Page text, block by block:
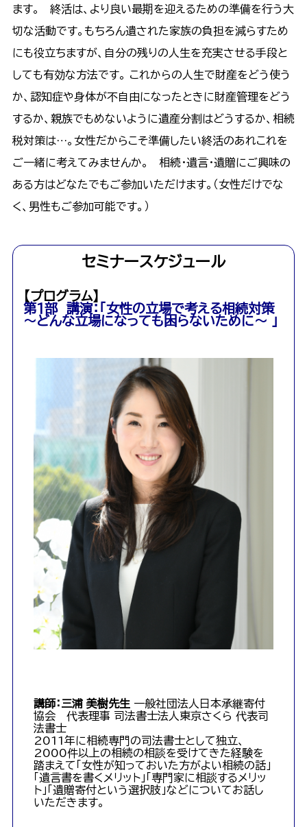
ます。 終活は、より良い最期を迎えるための準備を行う大
切な活動です。もちろん遺された家族の負担を減らすため
にも役立ちますが、自分の残りの人生を充実させる手段と
しても有効な方法です。 これからの人生で財産をどう使う
か、認知症や身体が不自由になったときに財産管理をどう
するか、親族でもめないように遺産分割はどうするか、相続
税対策は…。女性だからこそ準備したい終活のあれこれを
ご一緒に考えてみませんか。 相続・遺言・遺贈にご興味の
ある方はどなたでもご参加いただけます。（女性だけでな
く、男性もご参加可能です。）
セミナースケジュール
【プログラム】
第１部 講演：「女性の立場で考える相続対策
～どんな立場になっても困らないために～ 」
講師：三浦 美樹先生一般社団法人日本承継寄付
協会 代表理事 司法書士法人東京さくら 代表司
法書士
2011年に相続専門の司法書士として独立、
2000件以上の相続の相談を受けてきた経験を
踏まえて「女性が知っておいた方がよい相続の話」
「遺言書を書くメリット」「専門家に相談するメリッ
ト」「遺贈寄付という選択肢」などについてお話し
いただきます。